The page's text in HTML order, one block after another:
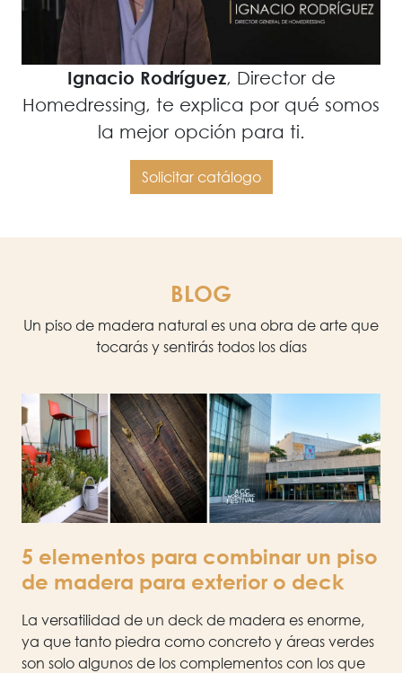
Ignacio Rodríguez, Director de
Homedressing, te explica por qué somos
la mejor opción para ti.
Solicitar catálogo
BLOG
Un piso de madera natural es una obra de arte que
tocarás y sentirás todos los días
5 elementos para combinar un piso
de madera para exterior o deck
La versatilidad de un deck de madera es enorme,
ya que tanto piedra como concreto y áreas verdes
son solo algunos de los complementos con los que